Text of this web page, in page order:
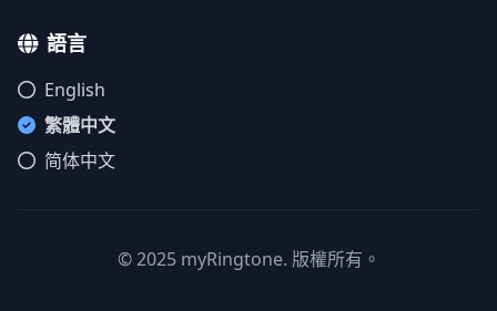
語言
English
繁體中文
简体中文
© 2025 myRingtone. 版權所有。